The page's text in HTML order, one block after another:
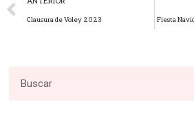
Clausura de Voley 2023 Fiesta